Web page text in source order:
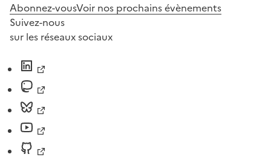
Abonnez-vousVoir nos prochains évènements
Suivez-nous
sur les réseaux sociaux